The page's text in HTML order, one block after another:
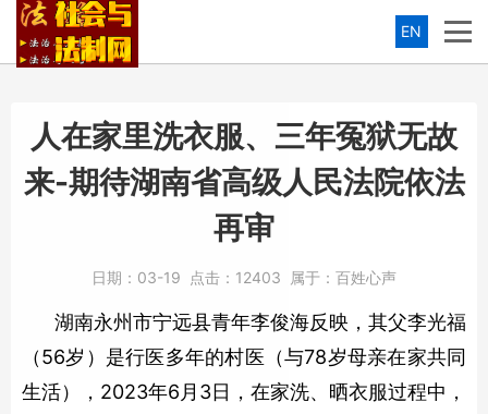
EN
人在家里洗衣服、三年冤狱无故
来-期待湖南省高级人民法院依法
再审
日期： 03-19 点击： 12403 属于： 百姓心声
湖南永州市宁远县青年李俊海反映，其父李光福
（56岁）是行医多年的村医（与78岁母亲在家共同
生活），2023年6月3日，在家洗、晒衣服过程中，